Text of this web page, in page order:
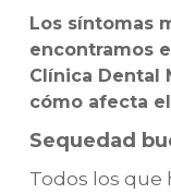
Los síntomas
encontramos
Clínica Dental
cómo afecta
Sequedad
Todos los que